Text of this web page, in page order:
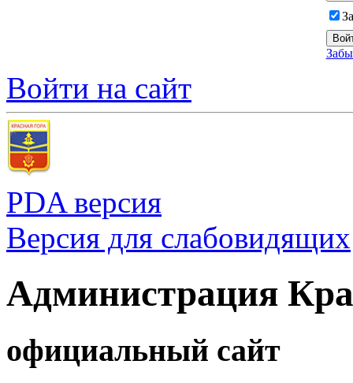
Войти на сайт
PDA версия
Версия для слабовидящих
Администрация
официальный сайт